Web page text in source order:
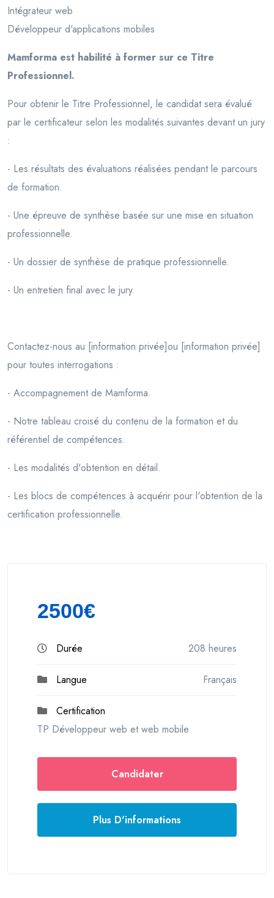
Intégrateur web
Développeur d'applications mobiles
Mamforma est habilité à former sur ce Titre
Professionnel.
Pour obtenir le Titre Professionnel, le candidat sera évalué
par le certificateur selon les modalités suivantes devant un jury
:
- Les résultats des évaluations réalisées pendant le parcours
de formation.
- Une épreuve de synthèse basée sur une mise en situation
professionnelle.
- Un dossier de synthèse de pratique professionnelle.
- Un entretien final avec le jury.
Contactez-nous au [information privée]ou [information privée]
pour toutes interrogations :
- Accompagnement de Mamforma.
- Notre tableau croisé du contenu de la formation et du
référentiel de compétences.
- Les modalités d'obtention en détail.
- Les blocs de compétences à acquérir pour l'obtention de la
certification professionnelle.
2500€
Durée 208 heures
Langue Français
Certification
TP Développeur web et web mobile
Candidater
Plus D'informations